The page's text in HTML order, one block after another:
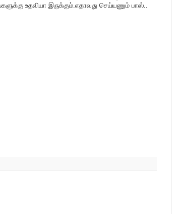
உதவியா இருக்கும்.எதாவது செய்யணும் பாஸ்..